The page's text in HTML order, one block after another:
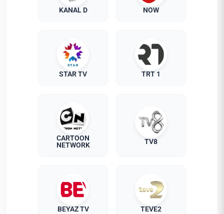
KANAL D NOW
STAR TV TRT 1
CARTOON
NETWORK
TV8
BEYAZ TV TEVE2